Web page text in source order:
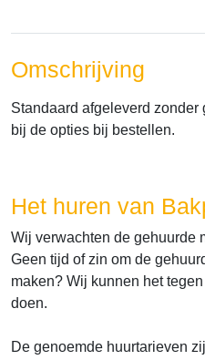
Omschrijving
Standaard afgeleverd
bij de opties bij bestellen.
Het huren van
Wij verwachten de gehuurde
Geen tijd of zin om de
maken? Wij kunnen het
doen.
De genoemde huurtarieven